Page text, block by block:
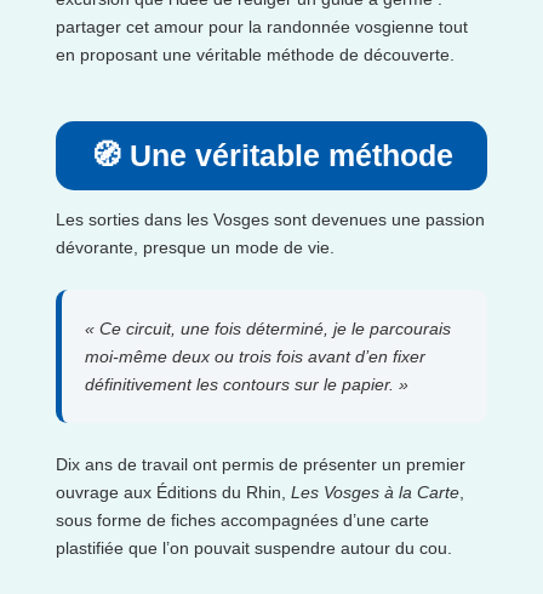
partager cet amour pour la randonnée vosgienne tout
en proposant une véritable méthode de découverte.
🧭 Une véritable méthode
Les sorties dans les Vosges sont devenues une passion
dévorante, presque un mode de vie.
« Ce circuit, une fois déterminé, je le parcourais
moi-même deux ou trois fois avant d’en fixer
définitivement les contours sur le papier. »
Dix ans de travail ont permis de présenter un premier
ouvrage aux Éditions du Rhin,Les Vosges à la Carte,
sous forme de fiches accompagnées d’une carte
plastifiée que l’on pouvait suspendre autour du cou.